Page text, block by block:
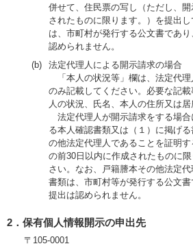
併せて、住民票の写し（ただし、
されたものに限ります。）を提出
は、市町村が発行する公文書であ
認められません。
(b)
法定代理人による開示請求の場合
「本人の状況等」欄は、法定代理
のみ記載してください。必要な記
人の状況、氏名、本人の住所又は居
法定代理人が開示請求をする場
る本人確認書類又は（１）に掲げ
の他法定代理人であることを証明
の前30日以内に作成されたものに
さい。なお、戸籍謄本その他法定
書類は、市町村等が発行する公文
提出は認められません。
2．保有個人情報開示の申出先
〒105-0001